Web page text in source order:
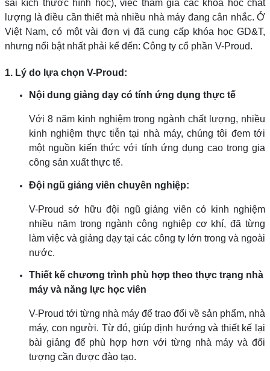
sai kích thước hình học), việc tham gia các khóa học chất
lượng là điều cần thiết mà nhiều nhà máy đang cân nhắc. Ở
Việt Nam, có một vài đơn vị đã cung cấp khóa học GD&T,
nhưng nổi bật nhất phải kể đến: Công ty cổ phần V-Proud.
1. Lý do lựa chọn V-Proud:
Nội dung giảng dạy có tính ứng dụng thực tế
Với 8 năm kinh nghiệm trong ngành chất lượng, nhiều
kinh nghiệm thực tiễn tại nhà máy, chúng tôi đem tới
một nguồn kiến thức với tính ứng dụng cao trong gia
công sản xuất thực tế.
Đội ngũ giảng viên chuyên nghiệp:
V-Proud sở hữu đội ngũ giảng viên có kinh nghiệm
nhiều năm trong ngành công nghiệp cơ khí, đã từng
làm việc và giảng dạy tại các công ty lớn trong và ngoài
nước.
Thiết kế chương trình phù hợp theo thực trạng nhà
máy và năng lực học viên
V-Proud tới từng nhà máy để trao đổi về sản phẩm, nhà
máy, con người. Từ đó, giúp định hướng và thiết kế lại
bài giảng để phù hợp hơn với từng nhà máy và đối
tượng cần được đào tạo.